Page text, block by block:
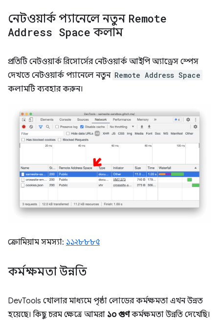
নেটওয়ার্ক প্যানেলে নতুন Remote
Address Space কলাম
প্রতিটি নেটওয়ার্ক রিসোর্সের নেটওয়ার্ক আইপি অ্যাড্রেস স্পেস
দেখতে নেটওয়ার্ক প্যানেলে নতুন Remote Address Space
কলামটি ব্যবহার করুন।
ক্রোমিয়াম সমস্যা: ১১২৮৮৮৫
কর্মক্ষমতা উন্নতি
DevTools খোলার মাধ্যমে পৃষ্ঠা লোডের কর্মক্ষমতা এখন উন্নত
হয়েছে। কিছু চরম ক্ষেত্রে আমরা ১০ গুণকর্মক্ষমতা উন্নতি দেখেছি।